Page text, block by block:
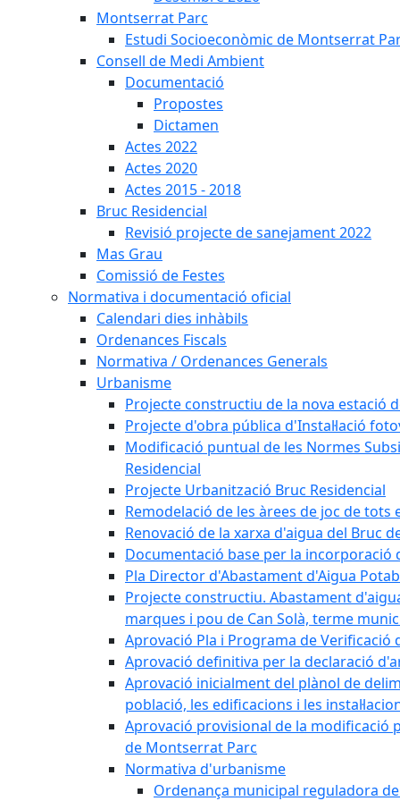
Montserrat Parc
Estudi Socioeconòmic de Montserrat
Consell de Medi Ambient
Documentació
Propostes
Dictamen
Actes 2022
Actes 2020
Actes 2015 - 2018
Bruc Residencial
Revisió projecte de sanejament 2022
Mas Grau
Comissió de Festes
Normativa i documentació oficial
Calendari dies inhàbils
Ordenances Fiscals
Normativa / Ordenances Generals
Urbanisme
Projecte constructiu de la nova estació
Projecte d'obra pública d'Instal·lació
Modificació puntual de les Normes
Residencial
Projecte Urbanització Bruc Residencial
Remodelació de les àrees de joc de
Renovació de la xarxa d'aigua del Bruc
Documentació base per la incorporació
Pla Director d'Abastament d'Aigua
Projecte constructiu. Abastament
marques i pou de Can Solà, terme
Aprovació Pla i Programa de Verificació
Aprovació definitiva per la declaració
Aprovació inicialment del plànol de
població, les edificacions i les
Aprovació provisional de la modificació
de Montserrat Parc
Normativa d'urbanisme
Ordenança municipal reguladora